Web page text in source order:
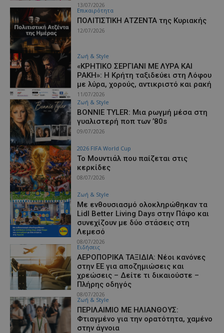
13/07/2026
Επικαιρότητα
ΠΟΛΙΤΙΣΤΙΚΗ ΑΤΖΕΝΤΑ της Κυριακής
12/07/2026
Ζωή & Style
«ΚΡΗΤΙΚΟ ΣΕΡΓΙΑΝΙ ΜΕ ΛΥΡΑ ΚΑΙ
ΡΑΚΗ»: Η Κρήτη ταξιδεύει στη Λόφου
με λύρα, χορούς, αντικριστό και ρακή
11/07/2026
Ζωή & Style
BONNIE TYLER: Μια ρωγμή μέσα στη
γυαλιστερή ποπ των ’80s
09/07/2026
2026 FIFA World Cup
Το Μουντιάλ που παίζεται στις
κερκίδες
08/07/2026
Ζωή & Style
Με ενθουσιασμό ολοκληρώθηκαν τα
Lidl Better Living Days στην Πάφο και
συνεχίζουν με δύο στάσεις στη
Λεμεσό
08/07/2026
Ειδήσεις
ΑΕΡΟΠΟΡΙΚΑ ΤΑΞΙΔΙΑ: Νέοι κανόνες
στην ΕΕ για αποζημιώσεις και
χρεώσεις – Δείτε τι δικαιούστε –
Πλήρης οδηγός
08/07/2026
Ζωή & Style
ΠΕΡΙΛΑΙΜΙΟ ΜΕ ΗΛΙΑΝΘΟΥΣ:
Φτιαγμένο για την ορατότητα, χαμένο
στην άγνοια